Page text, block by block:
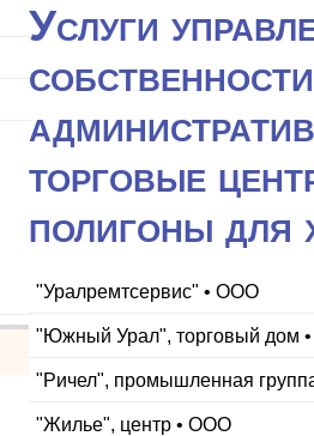
Услуги
торговые
полигоны для
"Уралремтсервис" • ООО
"Южный Урал", торговый дом
"Ричел", промышленная
"Жилье", центр • ООО